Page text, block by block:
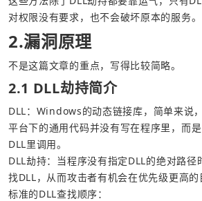
对权限没有要求，也不会破坏原本的服务。
2.漏洞原理
不是这篇文章的重点，写得比较简略。
2.1 DLL劫持简介
DLL：Windows的动态链接库，简单来说
平台下的通用代码并没有写在程序里，而
DLL劫持：当程序没有指定DLL的绝对路径
标准的DLL查找顺序：